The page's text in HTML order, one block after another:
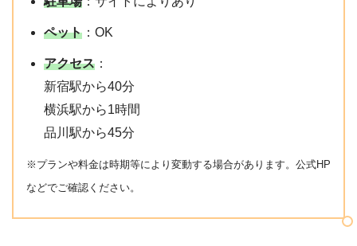
ペット ：OK
アクセス ：
新宿駅から40分
横浜駅から1時間
品川駅から45分
※プランや料金は時期等により変動する場合があります。公式HP
などでご確認ください。